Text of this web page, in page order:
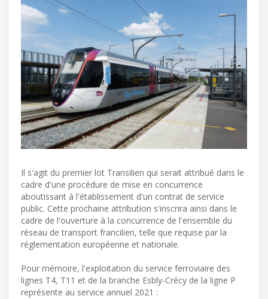
Il s'agit du premier lot Transilien qui serait attribué dans le
cadre d'une procédure de mise en concurrence
aboutissant à l'établissement d'un contrat de service
public. Cette prochaine attribution s'inscrira ainsi dans le
cadre de l'ouverture à la concurrence de l'ensemble du
réseau de transport francilien, telle que requise par la
réglementation européenne et nationale.
Pour mémoire, l'exploitation du service ferroviaire des
lignes T4, T11 et de la branche Esbly-Crécy de la ligne P
représente au service annuel 2021 :